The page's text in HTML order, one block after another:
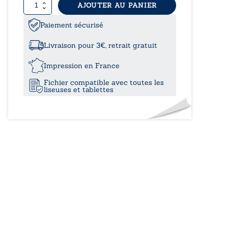
8,99€
quantité
de
Domme
AJOUTER AU PANIER
Paiement sécurisé
Livraison pour 3€, retrait gratuit
Impression en France
Fichier compatible avec toutes les
liseuses et tablettes